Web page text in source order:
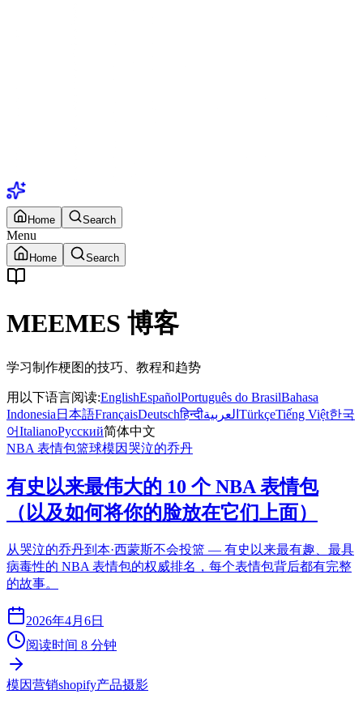
Home Search
Menu
Home Search
MEEMES 博客
学习制作梗图的技巧、教程和趋势
用以下语言阅读:EnglishEspañolPortuguês do BrasilBahasa
Indonesia 日本語FrançaisDeutschहिन्दीالعربية TürkçeTiếng Việt한국
어ItalianoРусский简体中文
NBA 表情包篮球模因 哭泣的乔丹
有史以来最伟大的 10 个 NBA 表情包
（以及如何将你的脸放在它们上面）
从哭泣的乔丹到本·西蒙斯不会投篮 — 有史以来最有趣、最具
病毒性的 NBA 表情包的权威排名，每个表情包背后都有完整
的故事。
2026年4月6日
阅读时间 8 分钟
模因营销shopify产品摄影